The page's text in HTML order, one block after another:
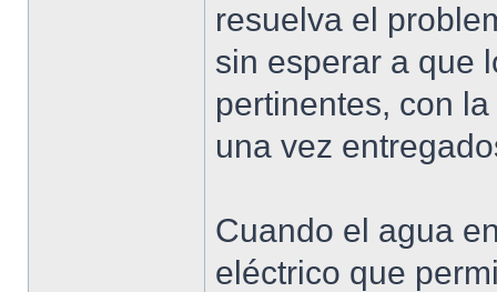
resuelva el
sin esperar a que
pertinentes, con
una vez
Cuando el agua
eléctrico que